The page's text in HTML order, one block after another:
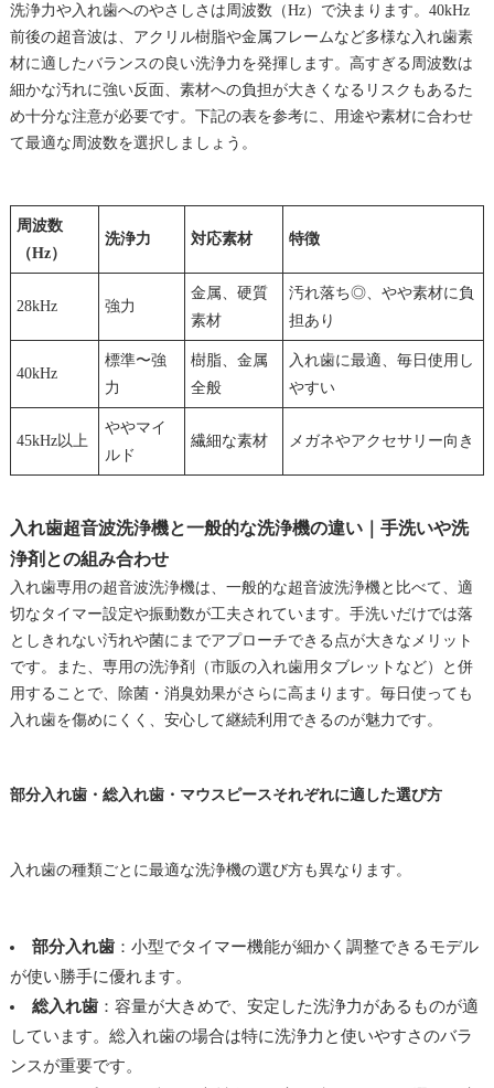
洗浄力や入れ歯へのやさしさは周波数（Hz）で決まります。40kHz
前後の超音波は、アクリル樹脂や金属フレームなど多様な入れ歯素
材に適したバランスの良い洗浄力を発揮します。高すぎる周波数は
細かな汚れに強い反面、素材への負担が大きくなるリスクもあるた
め十分な注意が必要です。下記の表を参考に、用途や素材に合わせ
て最適な周波数を選択しましょう。
周波数
（Hz）
洗浄力 対応素材 特徴
28kHz 強力
金属、硬質
素材
汚れ落ち◎、やや素材に負
担あり
40kHz
標準〜強
力
樹脂、金属
全般
入れ歯に最適、毎日使用し
やすい
45kHz以上
ややマイ
ルド
繊細な素材 メガネやアクセサリー向き
入れ歯超音波洗浄機と一般的な洗浄機の違い｜手洗いや洗
浄剤との組み合わせ
入れ歯専用の超音波洗浄機は、一般的な超音波洗浄機と比べて、適
切なタイマー設定や振動数が工夫されています。手洗いだけでは落
としきれない汚れや菌にまでアプローチできる点が大きなメリット
です。また、専用の洗浄剤（市販の入れ歯用タブレットなど）と併
用することで、除菌・消臭効果がさらに高まります。毎日使っても
入れ歯を傷めにくく、安心して継続利用できるのが魅力です。
部分入れ歯・総入れ歯・マウスピースそれぞれに適した選び方
入れ歯の種類ごとに最適な洗浄機の選び方も異なります。
部分入れ歯：小型でタイマー機能が細かく調整できるモデル
が使い勝手に優れます。
総入れ歯：容量が大きめで、安定した洗浄力があるものが適
しています。総入れ歯の場合は特に洗浄力と使いやすさのバラ
ンスが重要です。